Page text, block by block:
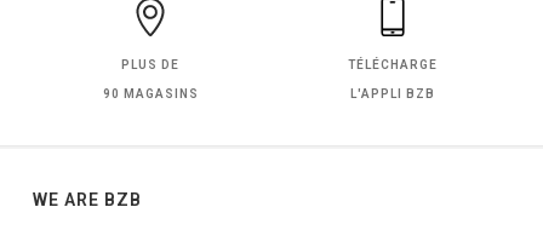
PLUS DE
90 MAGASINS
TÉLÉCHARGE
L'APPLI BZB
WE ARE BZB